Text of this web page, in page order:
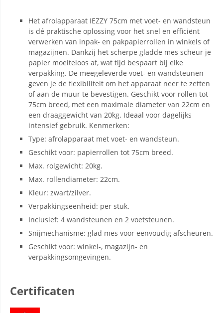
Het afrolapparaat IEZZY 75cm met voet- en wandsteun
is dé praktische oplossing voor het snel en efficiënt
verwerken van inpak- en pakpapierrollen in winkels of
magazijnen. Dankzij het scherpe gladde mes scheur je
papier moeiteloos af, wat tijd bespaart bij elke
verpakking. De meegeleverde voet- en wandsteunen
geven je de flexibiliteit om het apparaat neer te zetten
of aan de muur te bevestigen. Geschikt voor rollen tot
75cm breed, met een maximale diameter van 22cm en
een draaggewicht van 20kg. Ideaal voor dagelijks
intensief gebruik. Kenmerken:
Type: afrolapparaat met voet- en wandsteun.
Geschikt voor: papierrollen tot 75cm breed.
Max. rolgewicht: 20kg.
Max. rollendiameter: 22cm.
Kleur: zwart/zilver.
Verpakkingseenheid: per stuk.
Inclusief: 4 wandsteunen en 2 voetsteunen.
Snijmechanisme: glad mes voor eenvoudig afscheuren.
Geschikt voor: winkel-, magazijn- en
verpakkingsomgevingen.
Certificaten